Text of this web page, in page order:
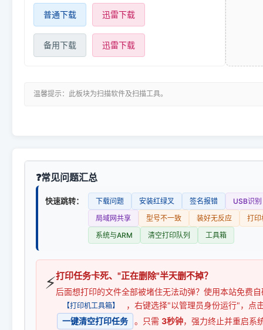
普通下载 迅雷下载
备用下载 迅雷下载
温馨提示：此板块为扫描软件及扫描工具。
常见问题汇总
快速跳转： 下载问题 安装红绿叉 签名报错
USB识别
局域网共享
型号不一致 装好无反应
打印
系统与ARM
清空打印队列 工具箱
⚡打印任务卡死、"正在删除"半天删不掉？
后面想打印的文件全部被堵住无法动弹？使用本站免费
【打印机工具箱】
，右键选择"以管理员身份运行"，点
一键清空打印任务
。只需 3秒钟，强力终止并重启系